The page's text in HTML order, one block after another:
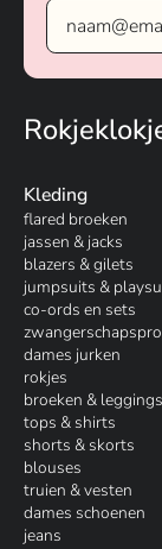
Kleding
flared broeken
jassen & jacks
blazers & gilets
jumpsuits &
co-ords en sets
dames jurken
rokjes
broeken & leggings
tops & shirts
shorts & skorts
blouses
truien & vesten
dames schoenen
jeans